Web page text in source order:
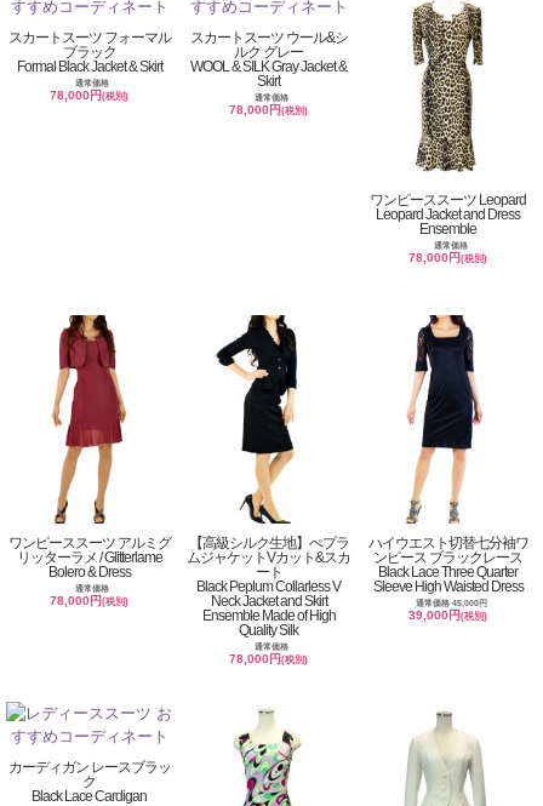
スカートスーツ フォーマル
ブラック
Formal Black Jacket & Skirt
通常価格
78,000円(税別)
スカートスーツ ウール&シ
ルク グレー
WOOL & SILK Gray Jacket &
Skirt
通常価格
78,000円(税別)
ワンピーススーツ Leopard
Leopard Jacket and Dress
Ensemble
通常価格
78,000円(税別)
ワンピーススーツ アルミグ
リッターラメ / Glitterlame
Bolero & Dress
通常価格
78,000円(税別)
【高級シルク生地】ぺプラ
ムジャケットVカット&スカ
ート
Black Peplum Collarless V
Neck Jacket and Skirt
Ensemble Made of High
Quality Silk
通常価格
78,000円(税別)
ハイウエスト切替七分袖ワ
ンピース ブラックレース
Black Lace Three Quarter
Sleeve High Waisted Dress
通常価格 45,000円
39,000円(税別)
カーディガン レースブラッ
ク
Black Lace Cardigan